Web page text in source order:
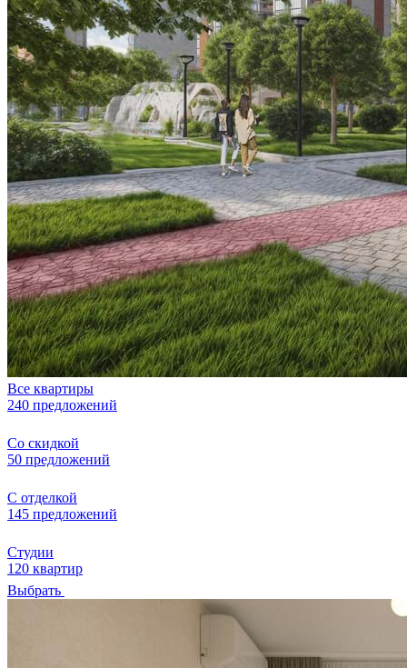
Все квартиры
240 предложений
Со скидкой
50 предложений
С отделкой
145 предложений
Студии
120 квартир
Выбрать